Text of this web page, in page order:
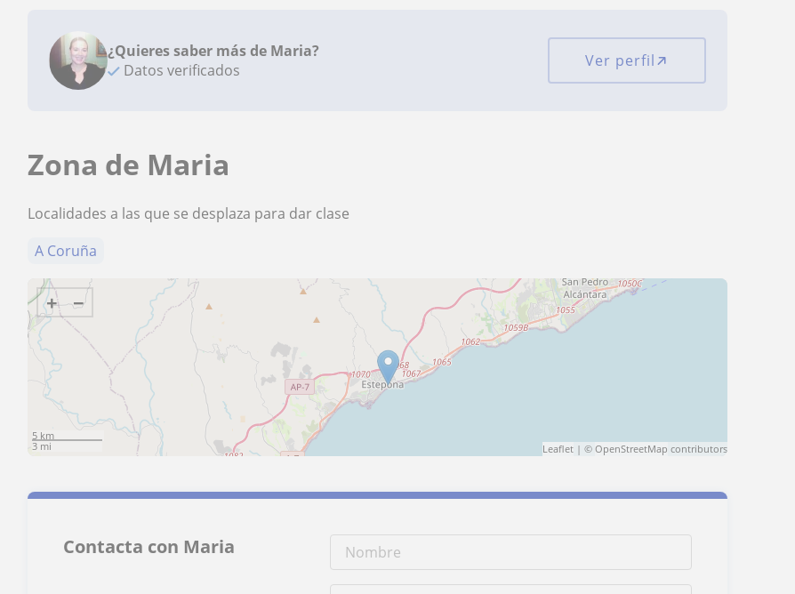
¿Quieres saber más de Maria?
Datos verificados
Ver perfil
Zona de Maria
Localidades a las que se desplaza para dar clase
A Coruña
+ −
5 km
3 mi
Leaflet| © OpenStreetMap contributors
Contacta con Maria